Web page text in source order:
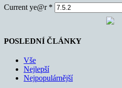
Current ye@r *
POSLEDNÍ ČLÁNKY
Vše
Nejlepší
Nejpopulárnější